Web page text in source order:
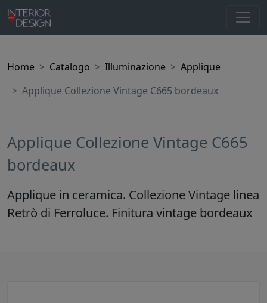
Home Catalogo Illuminazione
Applique
Applique Collezione Vintage C665 bordeaux
Applique Collezione Vintage C665
bordeaux
Applique in ceramica. Collezione Vintage linea
Retrò di Ferroluce. Finitura vintage bordeaux